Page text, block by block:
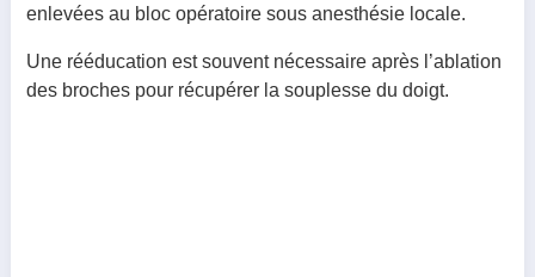
enlevées au bloc opératoire sous anesthésie locale.
Une rééducation est souvent nécessaire après l’ablation
des broches pour récupérer la souplesse du doigt.